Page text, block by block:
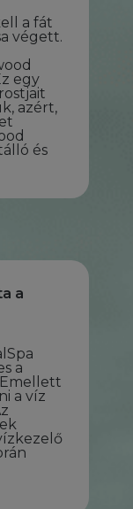
a fát
végett.
egy
azért,
és
a
a
Emellett
a víz